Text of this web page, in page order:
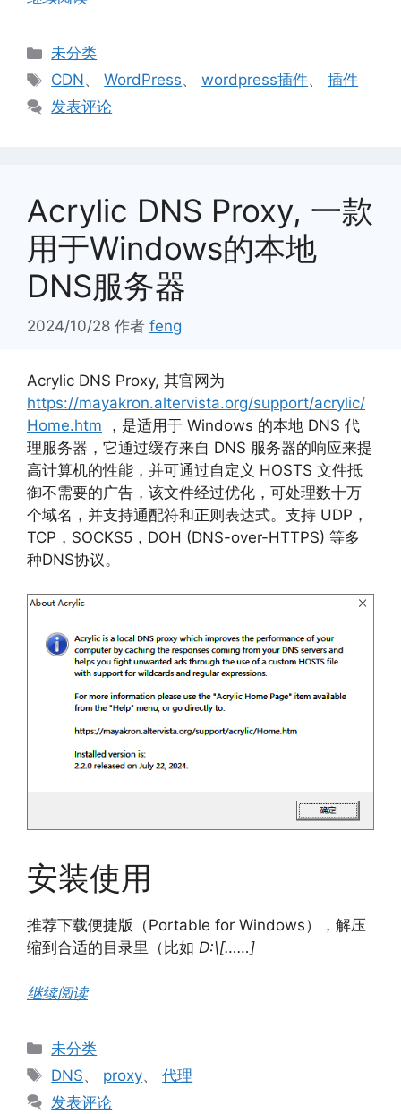
分
类
未分类
标
签
CDN、WordPress、wordpress插件、插件
发表评论
Acrylic DNS Proxy, 一款
用于Windows的本地
DNS服务器
2024/10/28 作者 feng
Acrylic DNS Proxy, 其官网为
https://mayakron.altervista.org/support/acrylic/
Home.htm ，是适用于 Windows 的本地 DNS 代
理服务器，它通过缓存来自 DNS 服务器的响应来提
高计算机的性能，并可通过自定义 HOSTS 文件抵
御不需要的广告，该文件经过优化，可处理数十万
个域名，并支持通配符和正则表达式。支持 UDP，
TCP，SOCKS5，DOH (DNS-over-HTTPS) 等多
种DNS协议。
安装使用
推荐下载便捷版（Portable for Windows），解压
缩到合适的目录里（比如 D:\[……]
继续阅读
分
类
未分类
标
签
DNS、 proxy、代理
发表评论